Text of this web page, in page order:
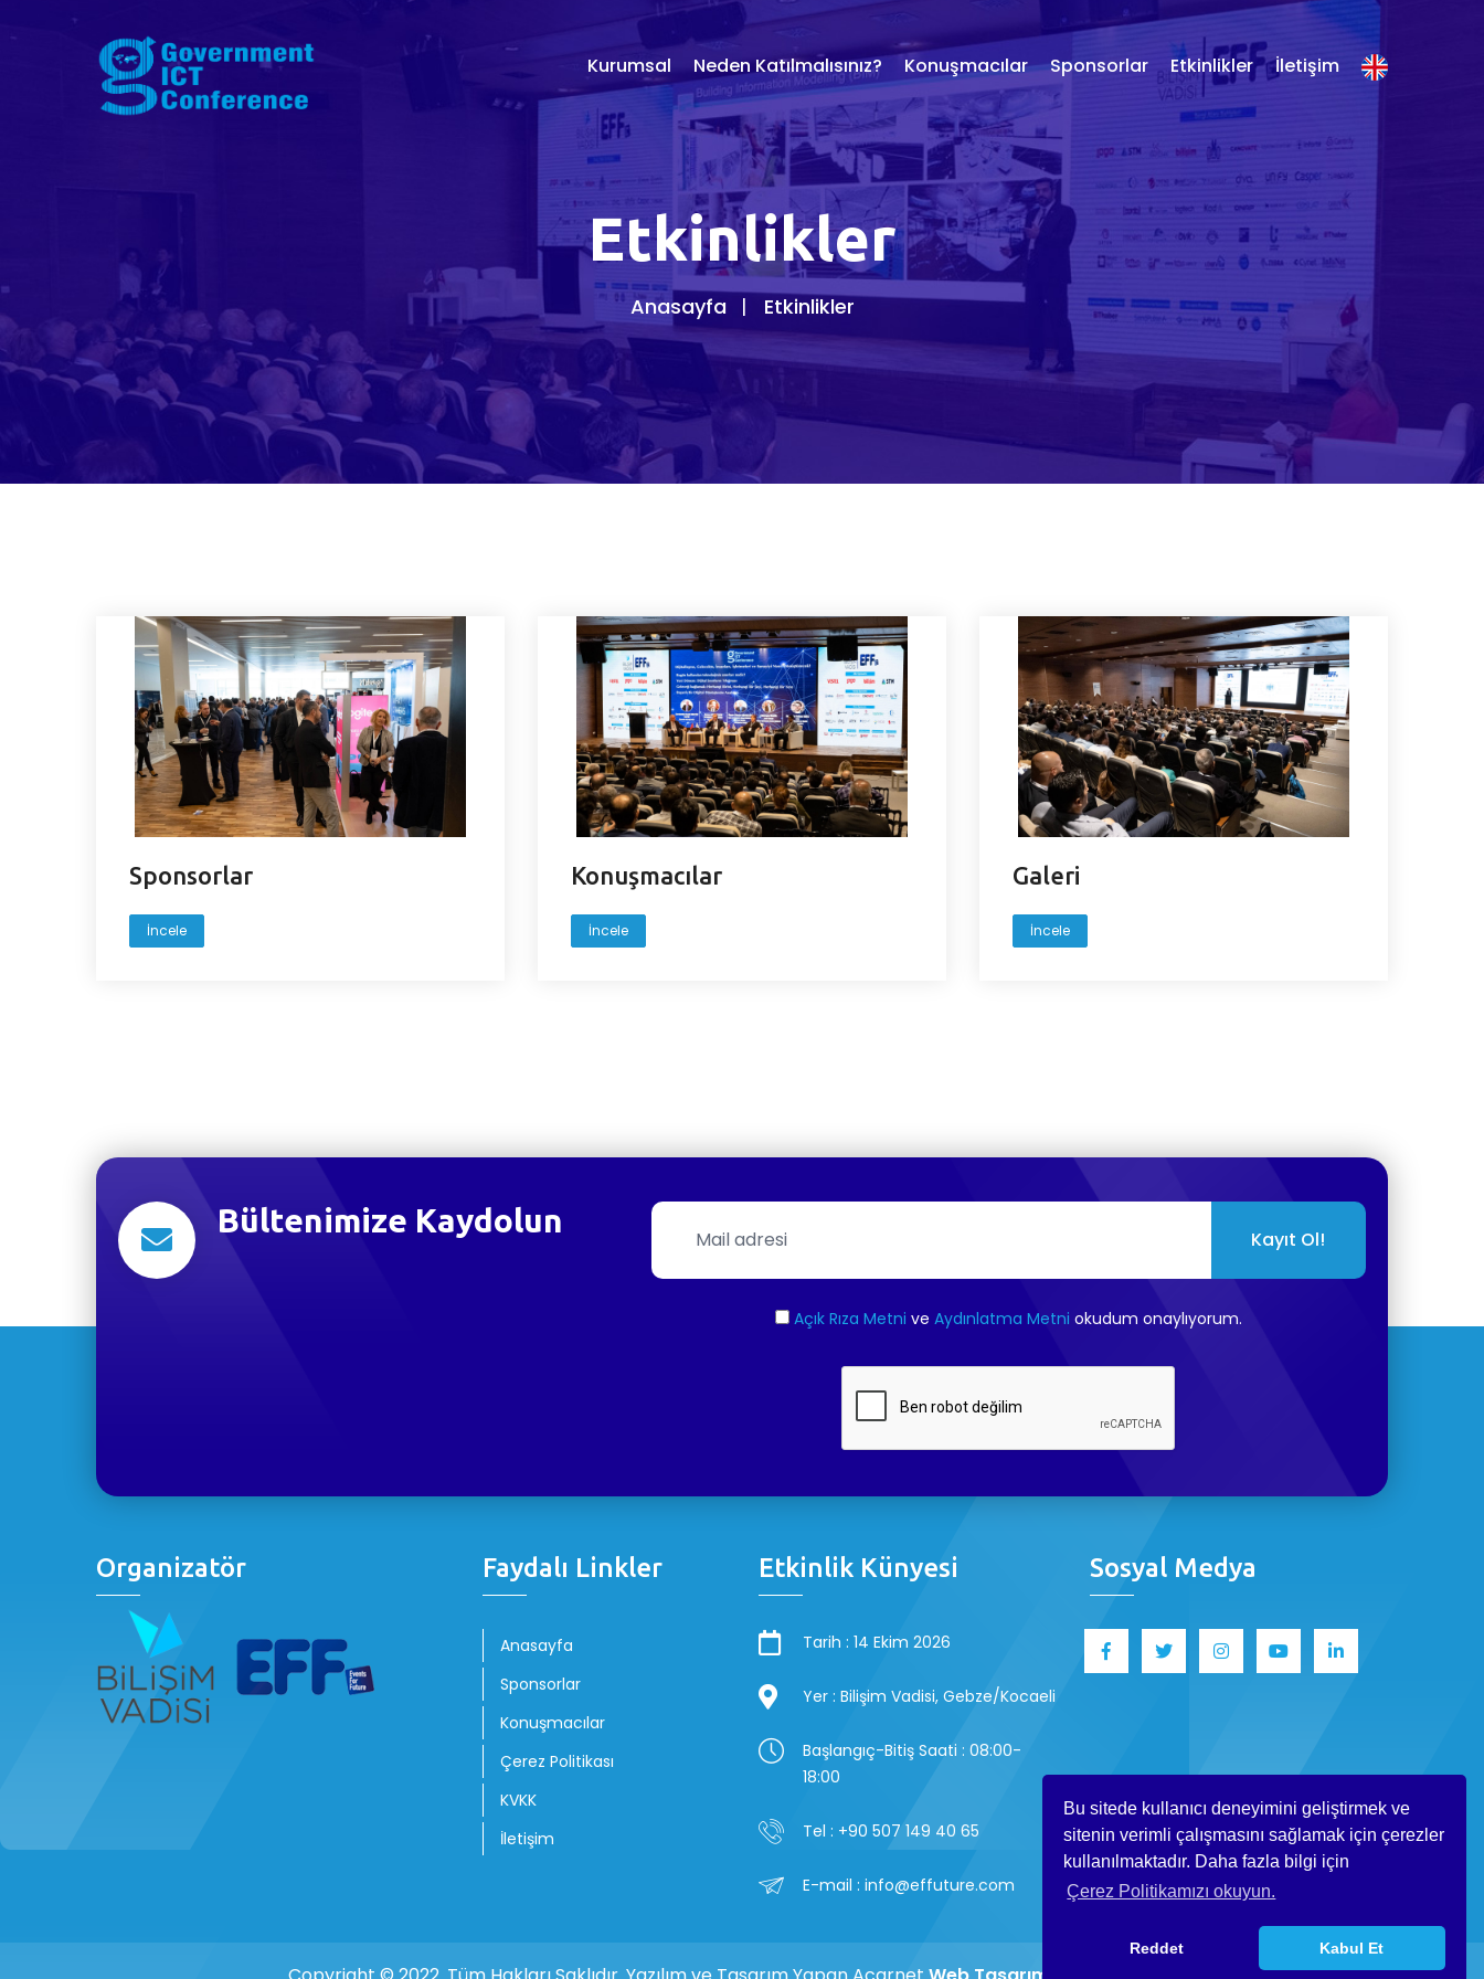
Bu sitede kullanıcı deneyimini geliştirmek ve
sitenin verimli çalışmasını sağlamak için çerezler
kullanılmaktadır. Daha fazla bilgi için
Çerez Politikamızı okuyun.
Reddet Kabul Et
Kurumsal Neden Katılmalısınız? Konuşmacılar Sponsorlar Etkinlikler İletişim
Etkinlikler
Anasayfa Etkinlikler
Sponsorlar
İncele
Konuşmacılar
İncele
Galeri
İncele
Bültenimize Kaydolun
Kayıt Ol!
Açık Rıza Metni veAydınlatma Metni okudum onaylıyorum.
Organizatör Faydalı Linkler
Anasayfa
Sponsorlar
Konuşmacılar
Çerez Politikası
KVKK
İletişim
Etkinlik Künyesi
Tarih : 14 Ekim 2026
Yer : Bilişim Vadisi, Gebze/Kocaeli
Başlangıç-Bitiş Saati : 08:00-
18:00
Tel : +90 507 149 40 65
E-mail : info@effuture.com
Sosyal Medya